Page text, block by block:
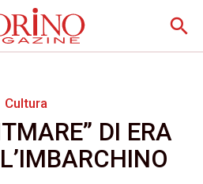
search
Cultura
DI ERA